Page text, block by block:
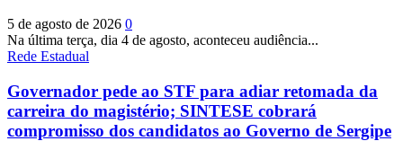
5 de agosto de 2026 0
Na última terça, dia 4 de agosto, aconteceu audiência...
Rede Estadual
Governador pede ao STF para adiar retomada da
carreira do magistério; SINTESE cobrará
compromisso dos candidatos ao Governo de Sergipe